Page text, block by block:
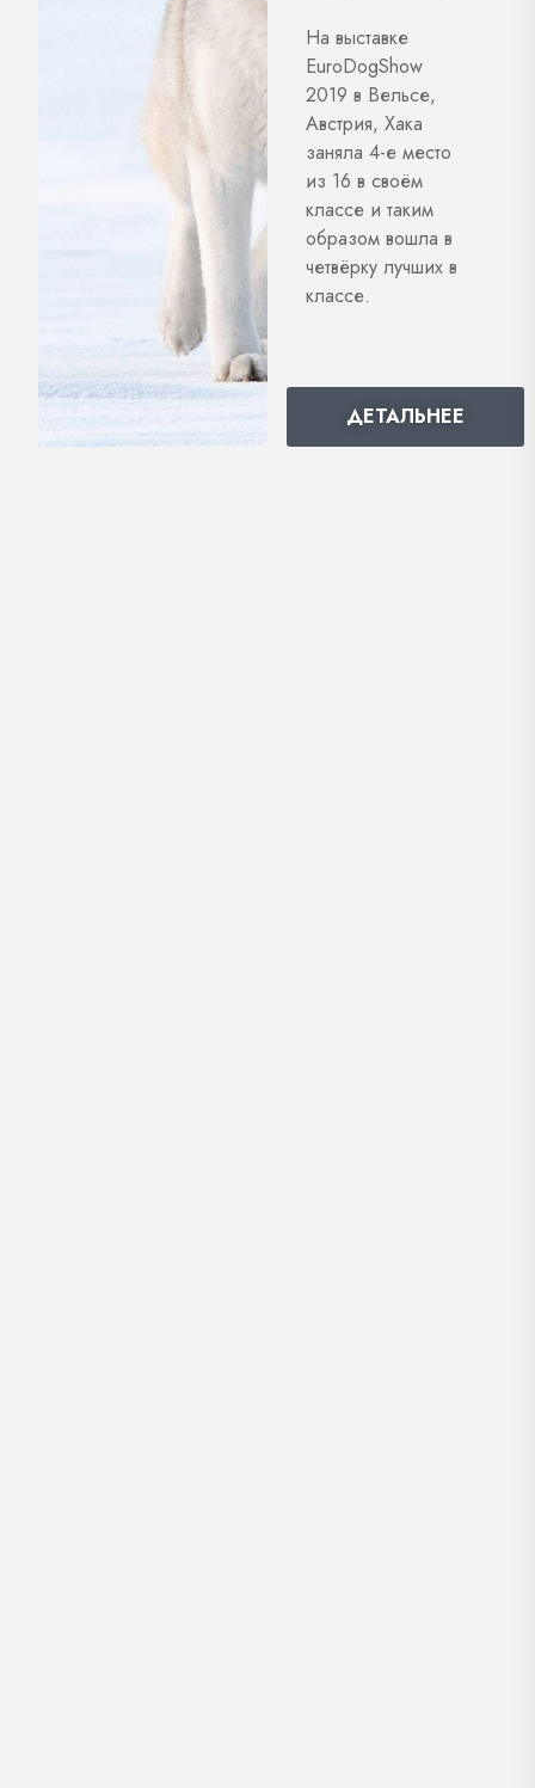
На выставке
EuroDogShow
2019 в Вельсе,
Австрия, Хака
заняла 4-е место
из 16 в своём
классе и таким
образом вошла в
четвёрку лучших в
классе.
ДЕТАЛЬНЕЕ